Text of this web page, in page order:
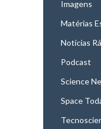
Imagens
Matérias
Notícias
Podcast
Science
Space